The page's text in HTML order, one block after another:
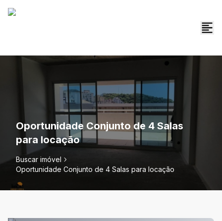
Oportunidade Conjunto de 4 Salas
para locação
Buscar imóvel
Oportunidade Conjunto de 4 Salas para locação